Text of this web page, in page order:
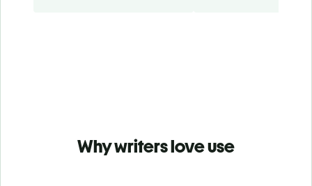
Why writers love use